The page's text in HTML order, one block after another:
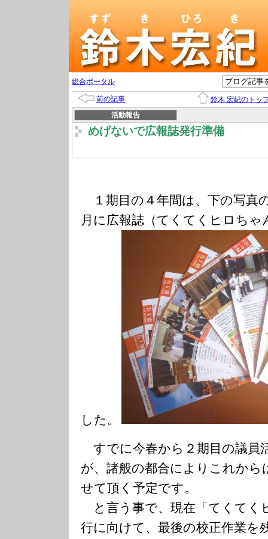
総合ポータル
前の記事
鈴木 宏紀のトッ
活動報告
めげないで広報誌発行準備
１期目の４年間は、下の写真
月に広報誌（てくてくヒロち
した。
すでに今春から２期目の議員
が、諸般の都合によりこれから
せて頂く予定です。
と言う事で、現在「てくてく
行に向けて、最後の校正作業を